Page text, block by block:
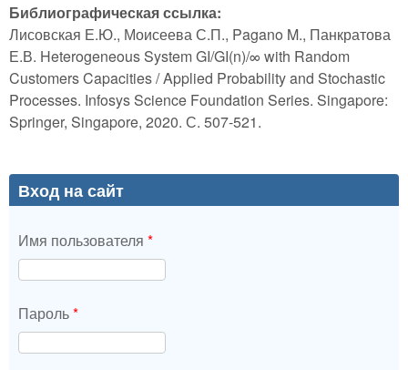
Библиографическая ссылка:
Лисовская Е.Ю., Моисеева С.П., Pagano M., Панкратова
Е.В. Heterogeneous System GI/GI(n)/∞ with Random
Customers Capacities / Applied Probability and Stochastic
Processes. Infosys Science Foundation Series. Singapore:
Springer, Singapore, 2020. С. 507-521.
Вход на сайт
Имя пользователя *
Пароль*